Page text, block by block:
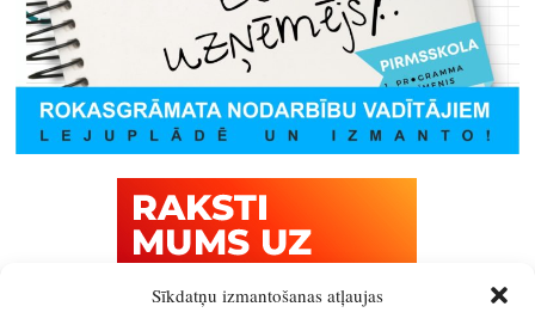
Sīkdatņu izmantošanas atļaujas